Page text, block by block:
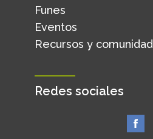
Funes
Eventos
Recursos y comunidad
Redes sociales